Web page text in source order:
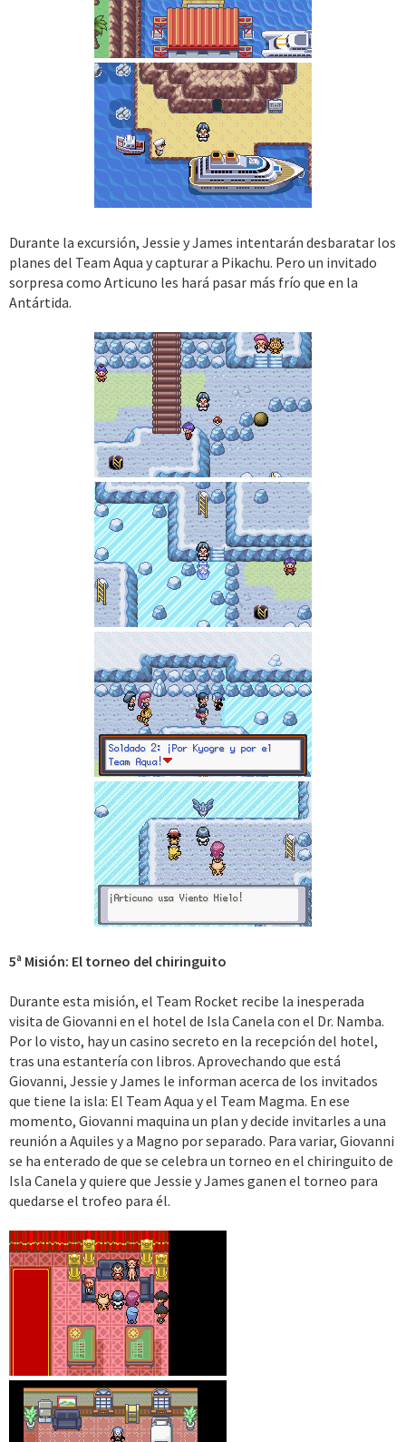
Durante la excursión, Jessie y James intentarán desbaratar los
planes del Team Aqua y capturar a Pikachu. Pero un invitado
sorpresa como Articuno les hará pasar más frío que en la
Antártida.
5ª Misión: El torneo del chiringuito
Durante esta misión, el Team Rocket recibe la inesperada
visita de Giovanni en el hotel de Isla Canela con el Dr. Namba.
Por lo visto, hay un casino secreto en la recepción del hotel,
tras una estantería con libros. Aprovechando que está
Giovanni, Jessie y James le informan acerca de los invitados
que tiene la isla: El Team Aqua y el Team Magma. En ese
momento, Giovanni maquina un plan y decide invitarles a una
reunión a Aquiles y a Magno por separado. Para variar, Giovanni
se ha enterado de que se celebra un torneo en el chiringuito de
Isla Canela y quiere que Jessie y James ganen el torneo para
quedarse el trofeo para él.